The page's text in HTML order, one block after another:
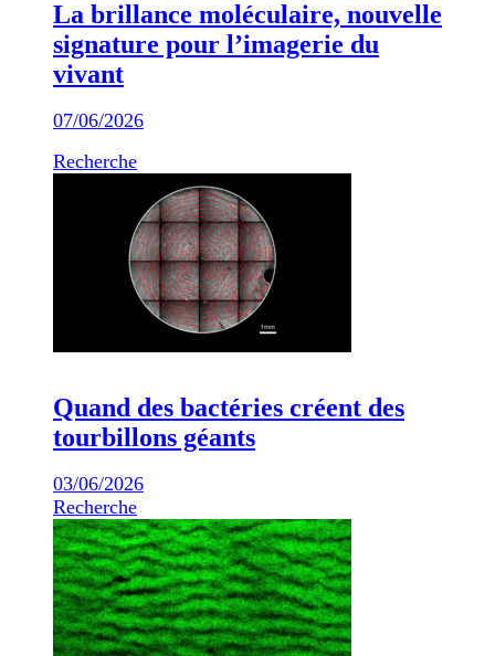
La brillance moléculaire, nouvelle
signature pour l’imagerie du
vivant
07/06/2026
Recherche
Quand des bactéries créent des
tourbillons géants
03/06/2026
Recherche